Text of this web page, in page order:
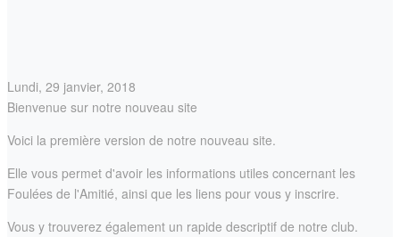
Lundi, 29 janvier, 2018
Bienvenue sur notre nouveau site
Voici la première version de notre nouveau site.
Elle vous permet d'avoir les informations utiles concernant les
Foulées de l'Amitié, ainsi que les liens pour vous y inscrire.
Vous y trouverez également un rapide descriptif de notre club.